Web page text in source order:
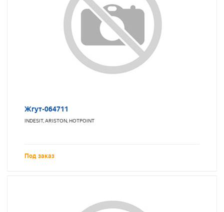
Жгут-064711
INDESIT, ARISTON, HOTPOINT
Под заказ